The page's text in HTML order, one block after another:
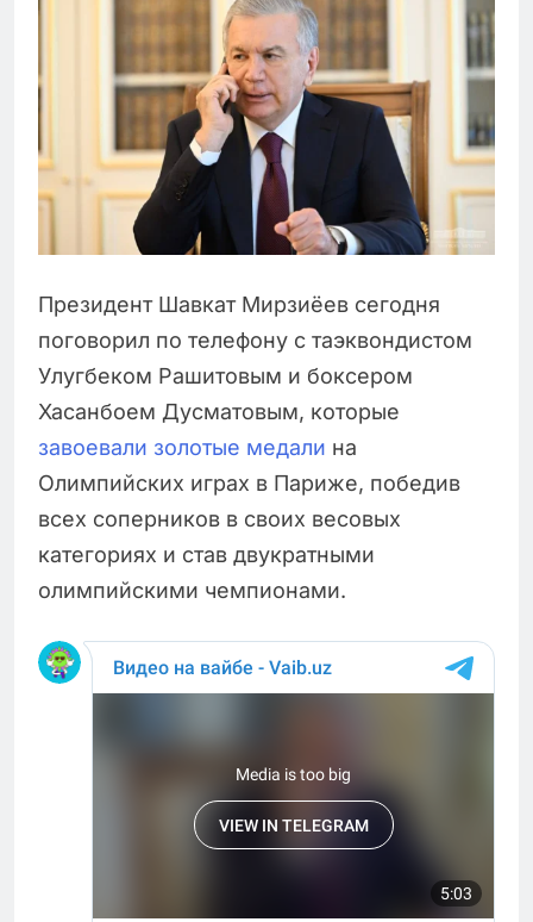
Президент Шавкат Мирзиёев сегодня
поговорил по телефону с таэквондистом
Улугбеком Рашитовым и боксером
Хасанбоем Дусматовым, которые
завоевали золотые медали на
Олимпийских играх в Париже, победив
всех соперников в своих весовых
категориях и став двукратными
олимпийскими чемпионами.